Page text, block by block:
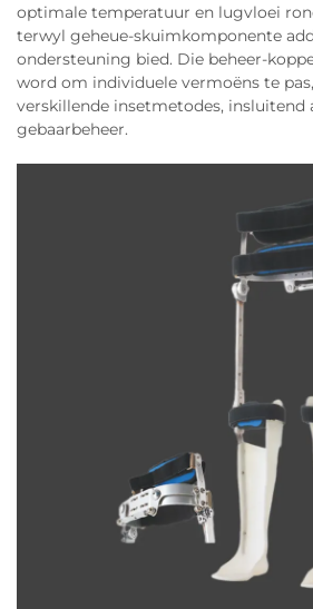
optimale temperatuur en lugvloei
terwyl geheue-skuimkomponente
ondersteuning bied. Die beheer-
word om individuele vermoëns te
verskillende insetmetodes, insluitend
gebaarbeheer.